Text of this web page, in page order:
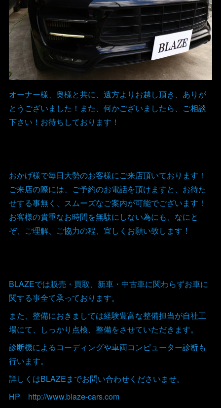
オーナー様、奥様と共に、遠方よりお越し頂き、ありが
とうございました！また、何かございましたら、ご相談
下さい！お待ちしております！
おかげ様で毎日大勢のお客様にご来店頂いております！
ご来店の際には、ご予約のお電話を頂けますと、お待た
せする事無く、スムーズなご案内が可能でございます！
お客様の貴重なお時間を無駄にしない為にも、なにと
ぞ、ご理解、ご協力の程、宜しくお願い致します！
BLAZEでは販売・買取、新車・中古車に関わらずお車に
関する事全て承っております。
また、整備におきましては経験豊富な整備担当が自社工
場にて、しっかり点検、整備をさせていただきます。
診断機によるコーディングや車両コンピューター診断も
行います。
詳しくはBLAZEまでお問い合わせくださいませ。
HP http://www.blaze-cars.com